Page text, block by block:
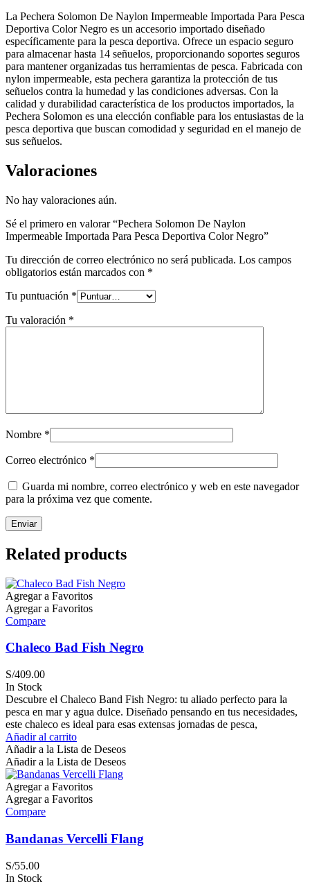
La Pechera Solomon De Naylon Impermeable Importada Para Pesca
Deportiva Color Negro es un accesorio importado diseñado
específicamente para la pesca deportiva. Ofrece un espacio seguro
para almacenar hasta 14 señuelos, proporcionando soportes seguros
para mantener organizadas tus herramientas de pesca. Fabricada con
nylon impermeable, esta pechera garantiza la protección de tus
señuelos contra la humedad y las condiciones adversas. Con la
calidad y durabilidad característica de los productos importados, la
Pechera Solomon es una elección confiable para los entusiastas de la
pesca deportiva que buscan comodidad y seguridad en el manejo de
sus señuelos.
Valoraciones
No hay valoraciones aún.
Sé el primero en valorar “Pechera Solomon De Naylon
Impermeable Importada Para Pesca Deportiva Color Negro”
Tu dirección de correo electrónico no será publicada. Los campos
obligatorios están marcados con *
Tu puntuación *
Tu valoración *
Nombre *
Correo electrónico *
Guarda mi nombre, correo electrónico y web en este navegador
para la próxima vez que comente.
Related products
Agregar a Favoritos
Agregar a Favoritos
Compare
Chaleco Bad Fish Negro
S/409.00
In Stock
Descubre el Chaleco Band Fish Negro: tu aliado perfecto para la
pesca en mar y agua dulce. Diseñado pensando en tus necesidades,
este chaleco es ideal para esas extensas jornadas de pesca,
Añadir al carrito
Añadir a la Lista de Deseos
Añadir a la Lista de Deseos
Agregar a Favoritos
Agregar a Favoritos
Compare
Bandanas Vercelli Flang
S/55.00
In Stock